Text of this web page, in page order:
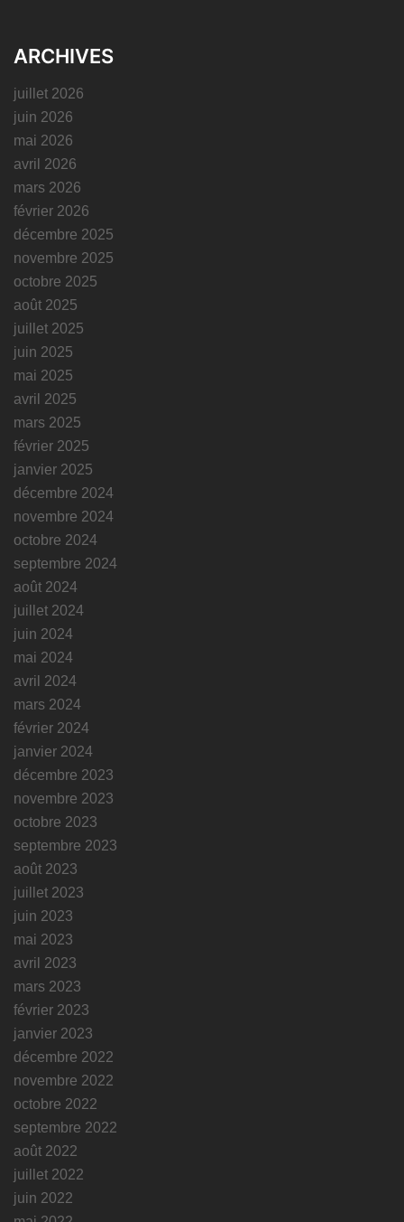
ARCHIVES
juillet 2026
juin 2026
mai 2026
avril 2026
mars 2026
février 2026
décembre 2025
novembre 2025
octobre 2025
août 2025
juillet 2025
juin 2025
mai 2025
avril 2025
mars 2025
février 2025
janvier 2025
décembre 2024
novembre 2024
octobre 2024
septembre 2024
août 2024
juillet 2024
juin 2024
mai 2024
avril 2024
mars 2024
février 2024
janvier 2024
décembre 2023
novembre 2023
octobre 2023
septembre 2023
août 2023
juillet 2023
juin 2023
mai 2023
avril 2023
mars 2023
février 2023
janvier 2023
décembre 2022
novembre 2022
octobre 2022
septembre 2022
août 2022
juillet 2022
juin 2022